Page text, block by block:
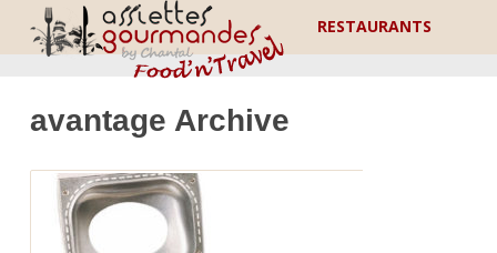
RESTAURANTS
avantage Archive